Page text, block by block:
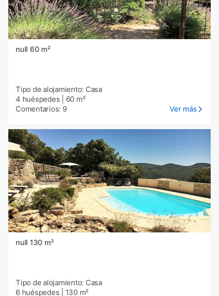
null 60 m²
Tipo de alojamiento: Casa
4 huéspedes
60 m²
Comentarios: 9
Ver más
null 130 m²
Tipo de alojamiento: Casa
6 huéspedes
130 m²